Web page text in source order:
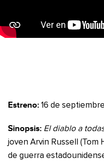
Estreno: 16 de septiembre
Sinopsis: El diablo a
joven Arvin Russell (Tom
de guerra